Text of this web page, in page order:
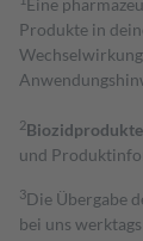
Eine
Produkte in
2Biozidprodukte
und
3Die Übergabe
bei uns